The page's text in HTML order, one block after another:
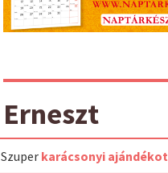
Erneszt
Szuper karácsonyi ajándékot